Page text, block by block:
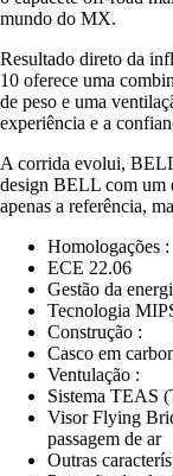
mundo do MX.
Resultado direto da
10 oferece uma
de peso e uma
experiência e a
A corrida evolui,
design BELL com um
apenas a referência,
Homologações :
ECE 22.06
Gestão da
Tecnologia
Construção :
Casco em
Ventulação :
Sistema TEAS
Visor Flying
passagem de ar
Outras